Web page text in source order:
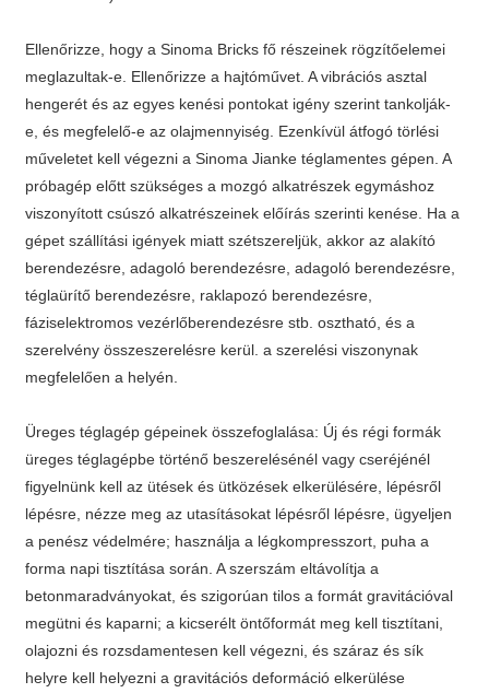
Ellenőrizze, hogy a Sinoma Bricks fő részeinek rögzítőelemei
meglazultak-e. Ellenőrizze a hajtóművet. A vibrációs asztal
hengerét és az egyes kenési pontokat igény szerint tankolják-
e, és megfelelő-e az olajmennyiség. Ezenkívül átfogó törlési
műveletet kell végezni a Sinoma Jianke téglamentes gépen. A
próbagép előtt szükséges a mozgó alkatrészek egymáshoz
viszonyított csúszó alkatrészeinek előírás szerinti kenése. Ha a
gépet szállítási igények miatt szétszereljük, akkor az alakító
berendezésre, adagoló berendezésre, adagoló berendezésre,
téglaürítő berendezésre, raklapozó berendezésre,
fáziselektromos vezérlőberendezésre stb. osztható, és a
szerelvény összeszerelésre kerül. a szerelési viszonynak
megfelelően a helyén.
Üreges téglagép gépeinek összefoglalása: Új és régi formák
üreges téglagépbe történő beszerelésénél vagy cseréjénél
figyelnünk kell az ütések és ütközések elkerülésére, lépésről
lépésre, nézze meg az utasításokat lépésről lépésre, ügyeljen
a penész védelmére; használja a légkompresszort, puha a
forma napi tisztítása során. A szerszám eltávolítja a
betonmaradványokat, és szigorúan tilos a formát gravitációval
megütni és kaparni; a kicserélt öntőformát meg kell tisztítani,
olajozni és rozsdamentesen kell végezni, és száraz és sík
helyre kell helyezni a gravitációs deformáció elkerülése